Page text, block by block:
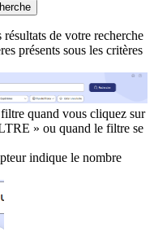
de votre recherche
présents sous les critères
quand vous cliquez sur
» ou quand le filtre se
indique le nombre